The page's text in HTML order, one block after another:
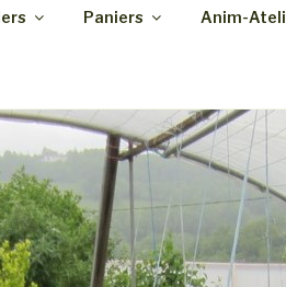
Paniers Anim-